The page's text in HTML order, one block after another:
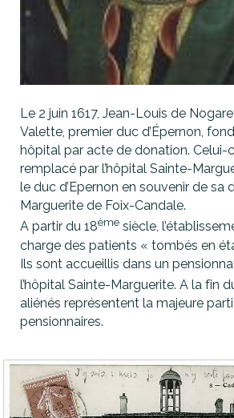
Le 2 juin 1617, Jean-Louis de
Valette, premier duc d’Épernon,
hôpital par acte de donation. Celui-
remplacé par l’hôpital Sainte-
le duc d’Epernon en souvenir de sa
Marguerite de Foix-Candale.
A partir du 18ème siècle,
charge des patients « tombés en
Ils sont accueillis dans un
l’hôpital Sainte-Marguerite. A la fin
aliénés représentent la majeure
pensionnaires.